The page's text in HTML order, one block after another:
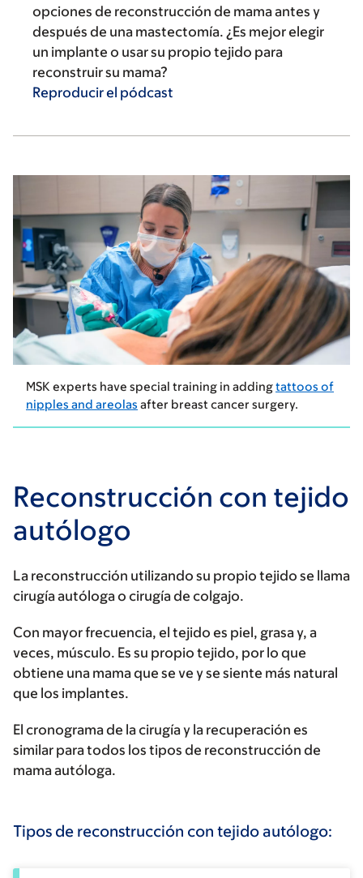
opciones de reconstrucción de mama antes y
después de una mastectomía. ¿Es mejor elegir
un implante o usar su propio tejido para
reconstruir su mama?
Reproducir el pódcast
MSK experts have special training in addingtattoos of
nipples and areolas after breast cancer surgery.
Reconstrucción con tejido
autólogo
La reconstrucción utilizando su propio tejido se llama
cirugía autóloga o cirugía de colgajo.
Con mayor frecuencia, el tejido es piel, grasa y, a
veces, músculo. Es su propio tejido, por lo que
obtiene una mama que se ve y se siente más natural
que los implantes.
El cronograma de la cirugía y la recuperación es
similar para todos los tipos de reconstrucción de
mama autóloga.
Tipos de reconstrucción con tejido autólogo: